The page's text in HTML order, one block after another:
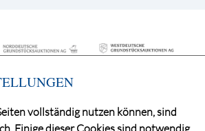
vollständig nutzen können, sind
Einige dieser Cookies sind notwendig,